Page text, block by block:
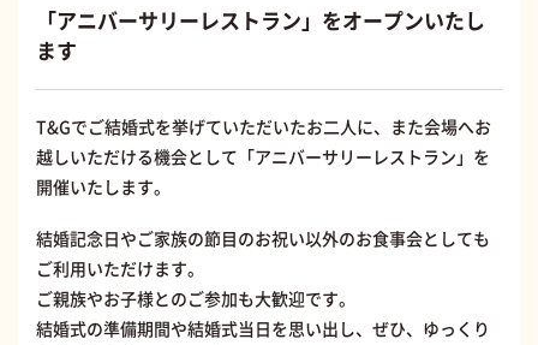
「アニバーサリーレストラン」をオープンいたし
ます
T&Gでご結婚式を挙げていただいたお二人に、また会場へお
越しいただける機会として「アニバーサリーレストラン」を
開催いたします。
結婚記念日やご家族の節目のお祝い以外のお食事会としても
ご利用いただけます。
ご親族やお子様とのご参加も大歓迎です。
結婚式の準備期間や結婚式当日を思い出し、ぜひ、ゆっくり